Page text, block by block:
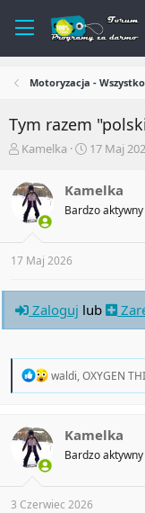
Motoryzacja -
Tym razem
A
t
o
r
t
e
m
t
u
Kamelka
R
p
o
z
y
17 Maj
Kamelka
Bardzo aktywny
17 Maj 2026
Zaloguj lub
R
i
o
n
s
:
waldi,OXYGEN
Kamelka
Bardzo aktywny
3 Czerwiec 2026